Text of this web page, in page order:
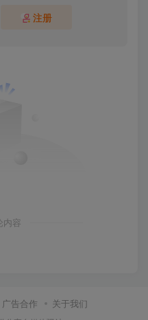
注册
内容
广告合作 关于我们